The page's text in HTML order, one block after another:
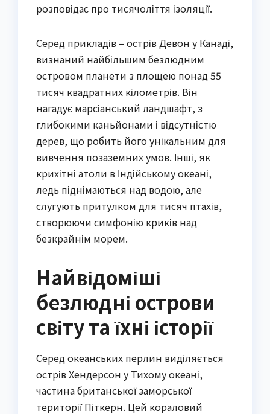
розповідає про тисячоліття ізоляції.
Серед прикладів – острів Девон у Канаді,
визнаний найбільшим безлюдним
островом планети з площею понад 55
тисяч квадратних кілометрів. Він
нагадує марсіанський ландшафт, з
глибокими каньйонами і відсутністю
дерев, що робить його унікальним для
вивчення позаземних умов. Інші, як
крихітні атоли в Індійському океані,
ледь піднімаються над водою, але
слугують притулком для тисяч птахів,
створюючи симфонію криків над
безкрайнім морем.
Найвідоміші
безлюдні острови
світу та їхні історії
Серед океанських перлин виділяється
острів Хендерсон у Тихому океані,
частина британської заморської
території Піткерн. Цей кораловий